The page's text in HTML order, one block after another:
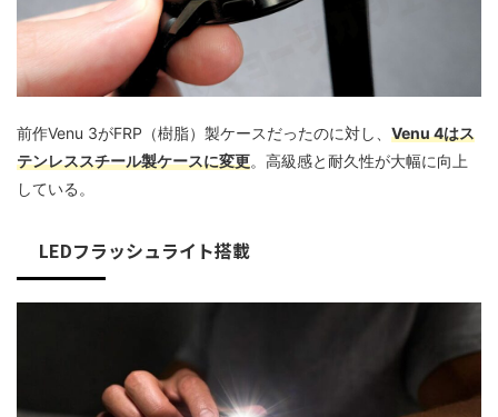
前作Venu 3がFRP（樹脂）製ケースだったのに対し、 Venu 4はス
テンレススチール製ケースに変更。高級感と耐久性が大幅に向上
している。
LEDフラッシュライト搭載